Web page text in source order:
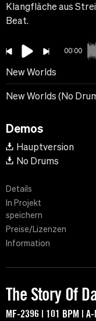
Klangfläche aus
Beat.
00:00
New Worlds
New Worlds (No
Demos
Hauptversion
No Drums
Details
In Projekt
speichern
Preise/Lizenzen
Information
The Story Of
MF-2396 | 101 BPM |